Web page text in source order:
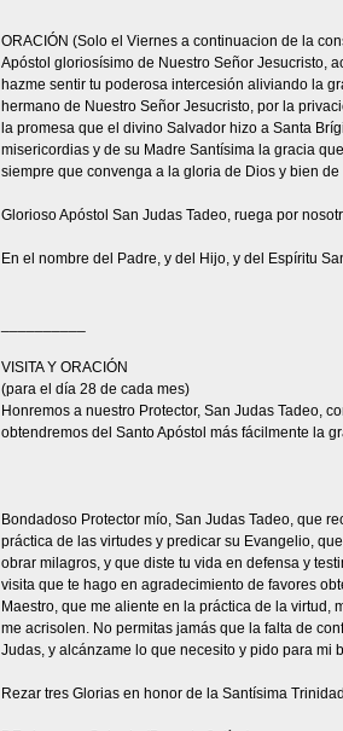
ORACIÓN (Solo el Viernes a continuacion de la
Apóstol gloriosísimo de Nuestro Señor Jesucristo,
hazme sentir tu poderosa intercesión aliviando la
hermano de Nuestro Señor Jesucristo, por la
la promesa que el divino Salvador hizo a Santa
misericordias y de su Madre Santísima la gracia
siempre que convenga a la gloria de Dios y bien de
Glorioso Apóstol San Judas Tadeo, ruega por
En el nombre del Padre, y del Hijo, y del Espíritu
VISITA Y ORACIÓN
(para el día 28 de cada mes)
Honremos a nuestro Protector, San Judas Tadeo,
obtendremos del Santo Apóstol más fácilmente la
Bondadoso Protector mío, San Judas Tadeo, que
práctica de las virtudes y predicar su Evangelio,
obrar milagros, y que diste tu vida en defensa y
visita que te hago en agradecimiento de favores
Maestro, que me aliente en la práctica de la
me acrisolen. No permitas jamás que la falta de
Judas, y alcánzame lo que necesito y pido para mi
Rezar tres Glorias en honor de la Santísima